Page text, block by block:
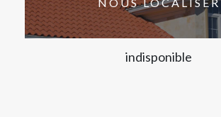
indisponible